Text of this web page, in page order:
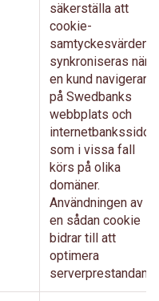
säkerställa att
cookie-
samtyckesvärden
synkroniseras när
en kund navigerar
på Swedbanks
webbplats och
internetbankssidor,
som i vissa fall
körs på olika
domäner.
Användningen av
en sådan cookie
bidrar till att
optimera
serverprestandan.